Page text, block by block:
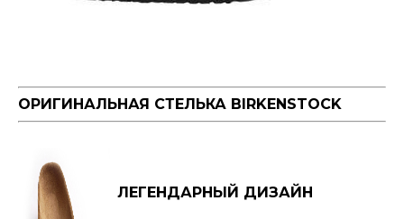
ОРИГИНАЛЬНАЯ СТЕЛЬКА BIRKENSTOCK
ЛЕГЕНДАРНЫЙ ДИЗАЙН